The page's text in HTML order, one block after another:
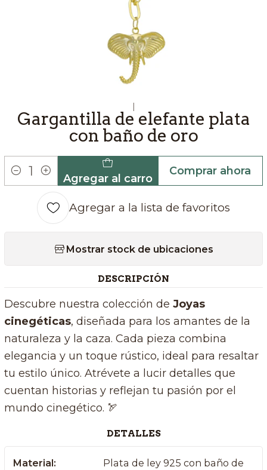
|
Gargantilla de elefante plata
con baño de oro
Cantidad Agregar al carro
Comprar ahora
Agregar a la lista de favoritos
Mostrar stock de ubicaciones
DESCRIPCIÓN
Descubre nuestra colección de Joyas
cinegéticas, diseñada para los amantes de la
naturaleza y la caza. Cada pieza combina
elegancia y un toque rústico, ideal para resaltar
tu estilo único. Atrévete a lucir detalles que
cuentan historias y reflejan tu pasión por el
mundo cinegético. 🏹
DETALLES
Material:
Plata de ley 925 con baño de